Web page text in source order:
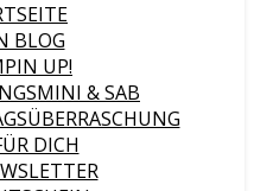
BLOG
UP!
& SAB
DICH